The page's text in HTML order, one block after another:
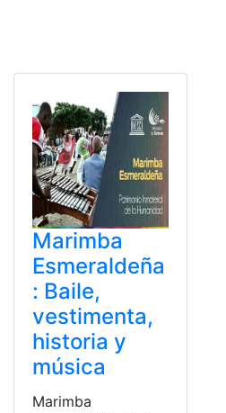
Marimba
Esmeraldeña
: Baile,
vestimenta,
historia y
música
Marimba